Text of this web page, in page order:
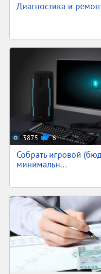
Диагностика и
3875 6
Собрать игровой
минимальн...